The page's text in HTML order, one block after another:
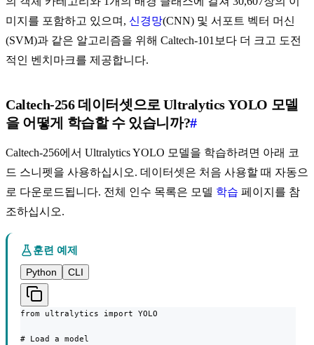
미지를 포함하고 있으며, 신경망(CNN) 및 서포트 벡터 머신
(SVM)과 같은 알고리즘을 위해 Caltech-101보다 더 크고 도전
적인 벤치마크를 제공합니다.
Caltech-256 데이터셋으로 Ultralytics YOLO 모델
을 어떻게 학습할 수 있습니까?#
Caltech-256에서 Ultralytics YOLO 모델을 학습하려면 아래 코
드 스니펫을 사용하십시오. 데이터셋은 처음 사용할 때 자동으
로 다운로드됩니다. 전체 인수 목록은 모델 학습 페이지를 참
조하십시오.
훈련 예제
Python
CLI
from ultralytics import YOLO
# Load a model